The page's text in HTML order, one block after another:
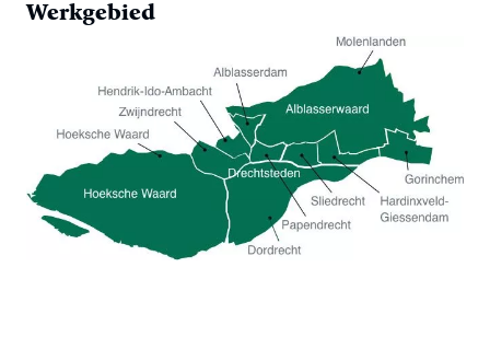
Werkgebied